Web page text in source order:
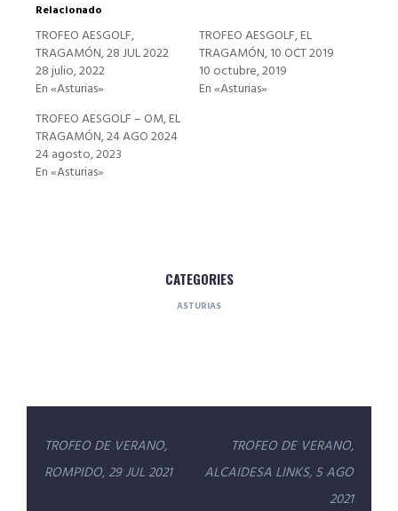
Relacionado
TROFEO AESGOLF,
TRAGAMÓN, 28 JUL 2022
28 julio, 2022
En «Asturias»
TROFEO AESGOLF, EL
TRAGAMÓN, 10 OCT 2019
10 octubre, 2019
En «Asturias»
TROFEO AESGOLF – OM, EL
TRAGAMÓN, 24 AGO 2024
24 agosto, 2023
En «Asturias»
CATEGORIES
ASTURIAS
Navegación
de
TROFEO DE VERANO,
ROMPIDO, 29 JUL 2021
TROFEO DE VERANO,
ALCAIDESA LINKS, 5 AGO
2021